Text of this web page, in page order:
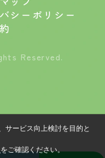
シーポリシー
Reserved.
サービス向上検討を目的と
をご確認ください。